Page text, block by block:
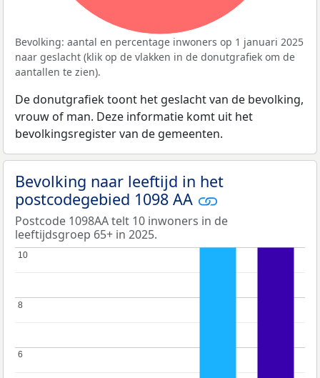
Bevolking: aantal en percentage inwoners op 1 januari 2025
naar geslacht (klik op de vlakken in de donutgrafiek om de
aantallen te zien).
De donutgrafiek toont het geslacht van de bevolking,
vrouw of man. Deze informatie komt uit het
bevolkingsregister van de gemeenten.
Bevolking naar leeftijd in het
postcodegebied 1098 AA
Postcode 1098AA telt 10 inwoners in de
leeftijdsgroep 65+ in 2025.
6
6
8
8
10
10